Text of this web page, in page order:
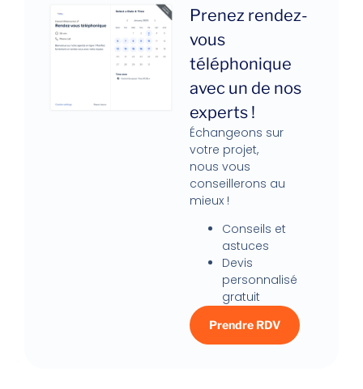
Prenez rendez-
vous
téléphonique
avec un de nos
experts !
Échangeons sur
votre projet,
nous vous
conseillerons au
mieux !
Conseils et
astuces
Devis
personnalisé
gratuit
Prendre RDV